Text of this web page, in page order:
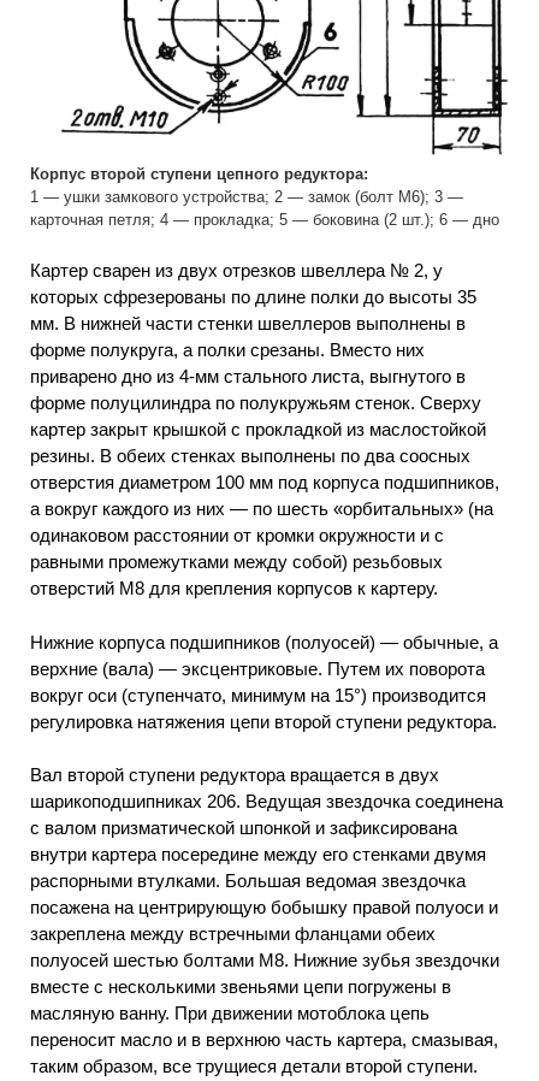
Корпус второй ступени цепного редуктора:
1 — ушки замкового устройства; 2 — замок (болт М6); 3 —
карточная петля; 4 — прокладка; 5 — боковина (2 шт.); 6 — дно
Картер сварен из двух отрезков швеллера № 2, у
которых сфрезерованы по длине полки до высоты 35
мм. В нижней части стенки швеллеров выполнены в
форме полукруга, а полки срезаны. Вместо них
приварено дно из 4-мм стального листа, выгнутого в
форме полуцилиндра по полукружьям стенок. Сверху
картер закрыт крышкой с прокладкой из маслостойкой
резины. В обеих стенках выполнены по два соосных
отверстия диаметром 100 мм под корпуса подшипников,
а вокруг каждого из них — по шесть «орбитальных» (на
одинаковом расстоянии от кромки окружности и с
равными промежутками между собой) резьбовых
отверстий М8 для крепления корпусов к картеру.
Нижние корпуса подшипников (полуосей) — обычные, а
верхние (вала) — эксцентриковые. Путем их поворота
вокруг оси (ступенчато, минимум на 15°) производится
регулировка натяжения цепи второй ступени редуктора.
Вал второй ступени редуктора вращается в двух
шарикоподшипниках 206. Ведущая звездочка соединена
с валом призматической шпонкой и зафиксирована
внутри картера посередине между его стенками двумя
распорными втулками. Большая ведомая звездочка
посажена на центрирующую бобышку правой полуоси и
закреплена между встречными фланцами обеих
полуосей шестью болтами М8. Нижние зубья звездочки
вместе с несколькими звеньями цепи погружены в
масляную ванну. При движении мотоблока цепь
переносит масло и в верхнюю часть картера, смазывая,
таким образом, все трущиеся детали второй ступени.